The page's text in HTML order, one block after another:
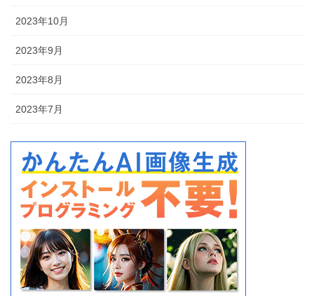
2023年10月
2023年9月
2023年8月
2023年7月